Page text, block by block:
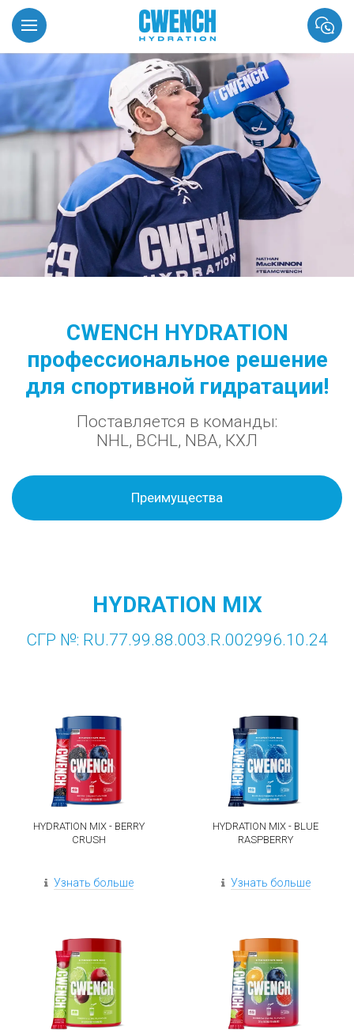
CWENCH HYDRATION
профессиональное решение
для спортивной гидратации!
Поставляется в команды:
NHL, BCHL, NBA, КХЛ
Преимущества
HYDRATION MIX
СГР №: RU.77.99.88.003.R.002996.10.24
HYDRATION MIX - BERRY
CRUSH
Узнать больше
HYDRATION MIX - BLUE
RASPBERRY
Узнать больше